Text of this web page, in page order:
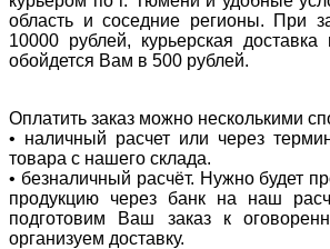
область и соседние регионы. При
10000 рублей, курьерская
обойдется Вам в 500 рублей.
Оплатить заказ можно несколькими
• наличный расчет или через
товара с нашего склада.
• безналичный расчёт. Нужно будет
продукцию через банк на наш
подготовим Ваш заказ к
организуем доставку.